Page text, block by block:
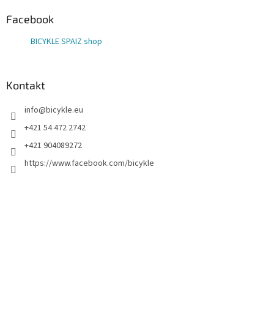
Facebook
BICYKLE SPAIZ shop
Kontakt
info@bicykle.eu
+421 54 472 2742
+421 904089272
https://www.facebook.com/bicykle